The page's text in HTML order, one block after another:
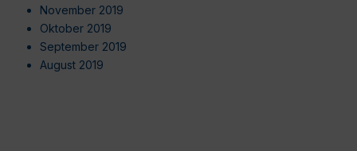
November 2019
Oktober 2019
September 2019
August 2019